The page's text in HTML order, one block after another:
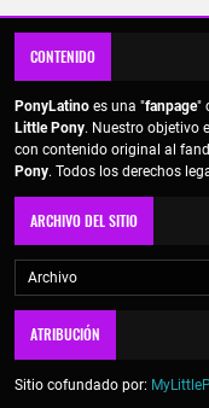
CONTENIDO
PonyLatino es una "fanpage"
Little Pony. Nuestro objetivo
con contenido original al
Pony. Todos los derechos
ARCHIVO DEL SITIO
ATRIBUCIÓN
Sitio cofundado por: